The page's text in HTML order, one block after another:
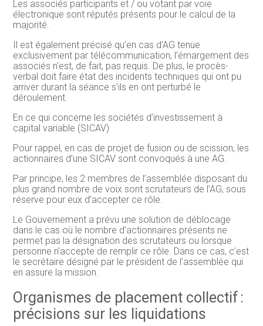
Les associés participants et / ou votant par voie
électronique sont réputés présents pour le calcul de la
majorité.
Il est également précisé qu’en cas d’AG tenue
exclusivement par télécommunication, l’émargement des
associés n’est, de fait, pas requis. De plus, le procès-
verbal doit faire état des incidents techniques qui ont pu
arriver durant la séance s’ils en ont perturbé le
déroulement.
En ce qui concerne les sociétés d’investissement à
capital variable (SICAV)
Pour rappel, en cas de projet de fusion ou de scission, les
actionnaires d’une SICAV sont convoqués à une AG.
Par principe, les 2 membres de l’assemblée disposant du
plus grand nombre de voix sont scrutateurs de l’AG, sous
réserve pour eux d’accepter ce rôle.
Le Gouvernement a prévu une solution de déblocage
dans le cas où le nombre d’actionnaires présents ne
permet pas la désignation des scrutateurs ou lorsque
personne n’accepte de remplir ce rôle. Dans ce cas, c’est
le secrétaire désigné par le président de l’assemblée qui
en assure la mission.
Organismes de placement collectif :
précisions sur les liquidations